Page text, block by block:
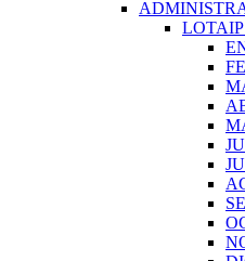
LOTAIP